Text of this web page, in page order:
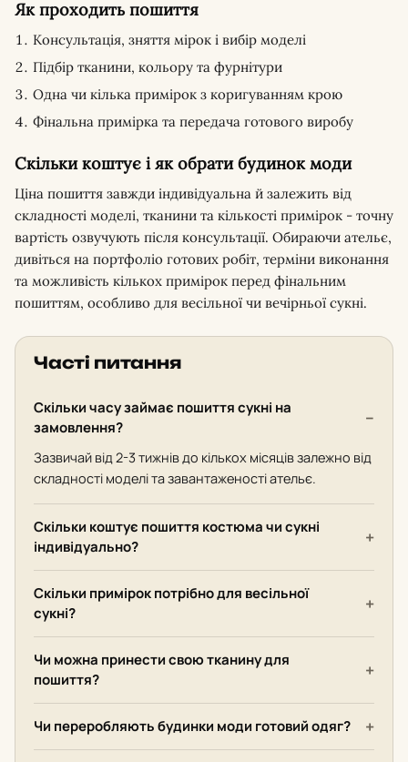
Як проходить пошиття
Консультація, зняття мірок і вибір моделі
Підбір тканини, кольору та фурнітури
Одна чи кілька примірок з коригуванням крою
Фінальна примірка та передача готового виробу
Скільки коштує і як обрати будинок моди
Ціна пошиття завжди індивідуальна й залежить від
складності моделі, тканини та кількості примірок - точну
вартість озвучують після консультації. Обираючи ательє,
дивіться на портфоліо готових робіт, терміни виконання
та можливість кількох примірок перед фінальним
пошиттям, особливо для весільної чи вечірньої сукні.
Часті питання
Скільки часу займає пошиття сукні на
замовлення?
Зазвичай від 2-3 тижнів до кількох місяців залежно від
складності моделі та завантаженості ательє.
Скільки коштує пошиття костюма чи сукні
індивідуально?
Скільки примірок потрібно для весільної
сукні?
Чи можна принести свою тканину для
пошиття?
Чи переробляють будинки моди готовий одяг?